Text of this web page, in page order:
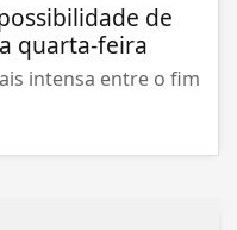
de
quarta-feira
intensa entre o fim